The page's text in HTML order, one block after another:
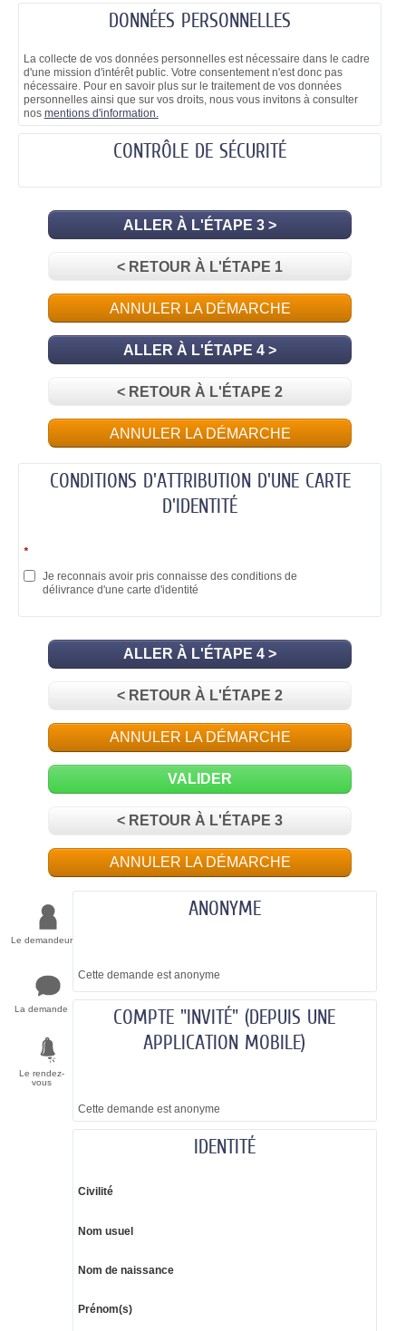
DONNÉES PERSONNELLES
La collecte de vos données personnelles est nécessaire dans le cadre
d'une mission d'intérêt public. Votre consentement n'est donc pas
nécessaire. Pour en savoir plus sur le traitement de vos données
personnelles ainsi que sur vos droits, nous vous invitons à consulter
nos mentions d'information.
CONTRÔLE DE SÉCURITÉ
ALLER À L'ÉTAPE 3 >
< RETOUR À L'ÉTAPE 1
ANNULER LA DÉMARCHE
ALLER À L'ÉTAPE 4 >
< RETOUR À L'ÉTAPE 2
ANNULER LA DÉMARCHE
CONDITIONS D'ATTRIBUTION D'UNE CARTE
D'IDENTITÉ
*
Je reconnais avoir pris connaisse des conditions de
délivrance d'une carte d'identité
ALLER À L'ÉTAPE 4 >
< RETOUR À L'ÉTAPE 2
ANNULER LA DÉMARCHE
VALIDER
< RETOUR À L'ÉTAPE 3
ANNULER LA DÉMARCHE
Le demandeur
La demande
Le rendez-
vous
ANONYME
Cette demande est anonyme
COMPTE "INVITÉ" (DEPUIS UNE
APPLICATION MOBILE)
Cette demande est anonyme
IDENTITÉ
Civilité
Nom usuel
Nom de naissance
Prénom(s)